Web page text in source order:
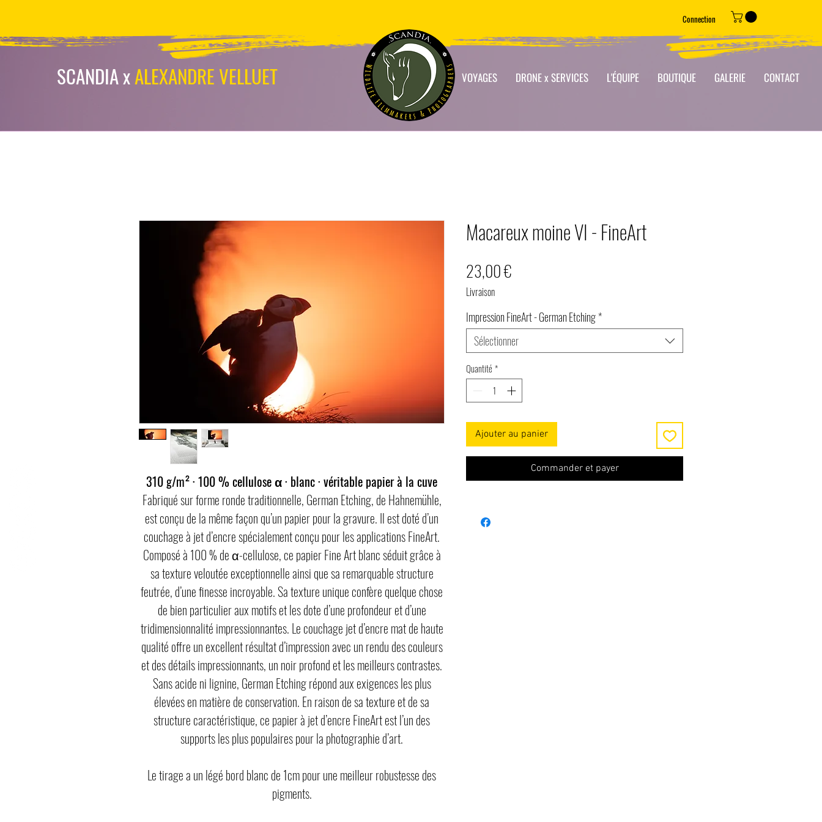
SCANDIA xALEXANDRE VELLUET
Connection
VOYAGES DRONE x SERVICES L'ÉQUIPE BOUTIQUE GALERIE CONTACT
310 g/m² · 100 % cellulose α · blanc · véritable papier à la cuve
Fabriqué sur forme ronde traditionnelle, German Etching, de Hahnemühle,
est conçu de la même façon qu’un papier pour la gravure. Il est doté d’un
couchage à jet d’encre spécialement conçu pour les applications FineArt.
Composé à 100 % de α-cellulose, ce papier Fine Art blanc séduit grâce à
sa texture veloutée exceptionnelle ainsi que sa remarquable structure
feutrée, d’une finesse incroyable. Sa texture unique confère quelque chose
de bien particulier aux motifs et les dote d’une profondeur et d’une
tridimensionnalité impressionnantes. Le couchage jet d’encre mat de haute
qualité offre un excellent résultat d’impression avec un rendu des couleurs
et des détails impressionnants, un noir profond et les meilleurs contrastes.
Sans acide ni lignine, German Etching répond aux exigences les plus
élevées en matière de conservation. En raison de sa texture et de sa
structure caractéristique, ce papier à jet d’encre FineArt est l’un des
supports les plus populaires pour la photographie d’art.
Le tirage a un légé bord blanc de 1cm pour une meilleur robustesse des
pigments.
Macareux moine VI - FineArt
23,00 €
Livraison
Impression FineArt - German Etching*
Sélectionner
Quantité *
Ajouter au panier
Commander et payer